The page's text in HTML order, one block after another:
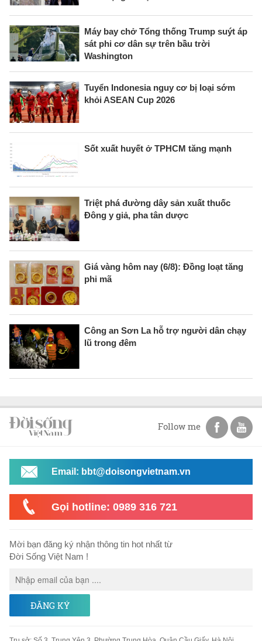
Máy bay chở Tổng thống Trump suýt áp
sát phi cơ dân sự trên bầu trời
Washington
Tuyển Indonesia nguy cơ bị loại sớm
khỏi ASEAN Cup 2026
Sốt xuất huyết ở TPHCM tăng mạnh
Triệt phá đường dây sản xuất thuốc
Đông y giả, pha tân dược
Giá vàng hôm nay (6/8): Đồng loạt tăng
phi mã
Công an Sơn La hỗ trợ người dân chạy
lũ trong đêm
Follow me
Email: bbt@doisongvietnam.vn
Gọi hotline: 0989 316 721
Mời bạn đăng ký nhận thông tin hot nhất từ
Đời Sống Việt Nam !
ĐĂNG KÝ